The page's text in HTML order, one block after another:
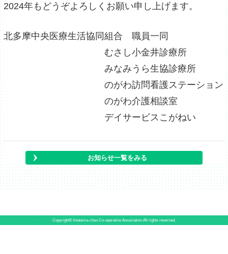
2024年もどうぞよろしくお願い申し上げます。
北多摩中央医療生活協同組合 職員一同
むさし小金井診療所
みなみうら生協診療所
のがわ訪問看護ステーション
のがわ介護相談室
デイサービスこがねい
お知らせ一覧をみる
Copyright© kitatama-chuo Co-operative Association All rights reserved.